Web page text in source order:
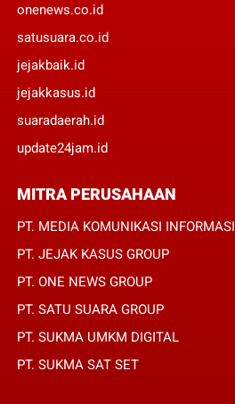
onenews.co.id
satusuara.co.id
jejakbaik.id
jejakkasus.id
suaradaerah.id
update24jam.id
MITRA PERUSAHAAN
PT. MEDIA KOMUNIKASI INFORMASI
PT. JEJAK KASUS GROUP
PT. ONE NEWS GROUP
PT. SATU SUARA GROUP
PT. SUKMA UMKM DIGITAL
PT. SUKMA SAT SET